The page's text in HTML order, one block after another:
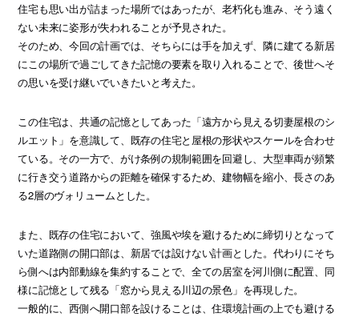
住宅も思い出が詰まった場所ではあったが、老朽化も進み、そう遠く
ない未来に姿形が失われることが予見された。
そのため、今回の計画では、そちらには手を加えず、隣に建てる新居
にこの場所で過ごしてきた記憶の要素を取り入れることで、後世へそ
の思いを受け継いでいきたいと考えた。
この住宅は、共通の記憶としてあった「遠方から見える切妻屋根のシ
ルエット」を意識して、既存の住宅と屋根の形状やスケールを合わせ
ている。その一方で、がけ条例の規制範囲を回避し、大型車両が頻繁
に行き交う道路からの距離を確保するため、建物幅を縮小、長さのあ
る2層のヴォリュームとした。
また、既存の住宅において、強風や埃を避けるために締切りとなって
いた道路側の開口部は、新居では設けない計画とした。代わりにそち
ら側へは内部動線を集約することで、全ての居室を河川側に配置、同
様に記憶として残る「窓から見える川辺の景色」を再現した。
一般的に、西側へ開口部を設けることは、住環境計画の上でも避ける